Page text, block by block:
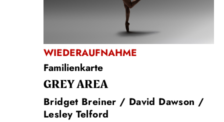
WIEDERAUFNAHME
Familienkarte
GREY AREA
Bridget Breiner / David Dawson /
Lesley Telford